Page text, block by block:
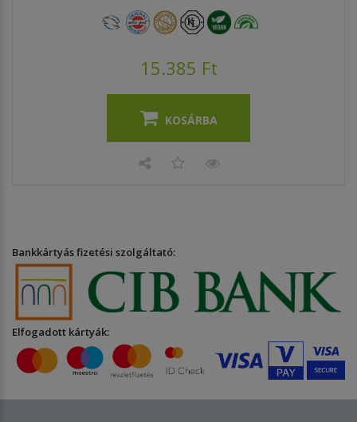
15.385 Ft
KOSÁRBA
Bankkártyás fizetési szolgáltató:
Elfogadott kártyák: